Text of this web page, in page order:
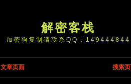
解密客栈
加密狗复制请联系QQ：149444844
文章页面 搜索